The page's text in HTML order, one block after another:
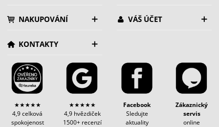
NAKUPOVÁNÍ VÁŠ ÚČET
KONTAKTY
★★★★★
4,9 celková
spokojenost
★★★★★
4,9 hvězdiček
1500+ recenzí
Facebook
Sledujte
aktuality
Zákaznický
servis
online